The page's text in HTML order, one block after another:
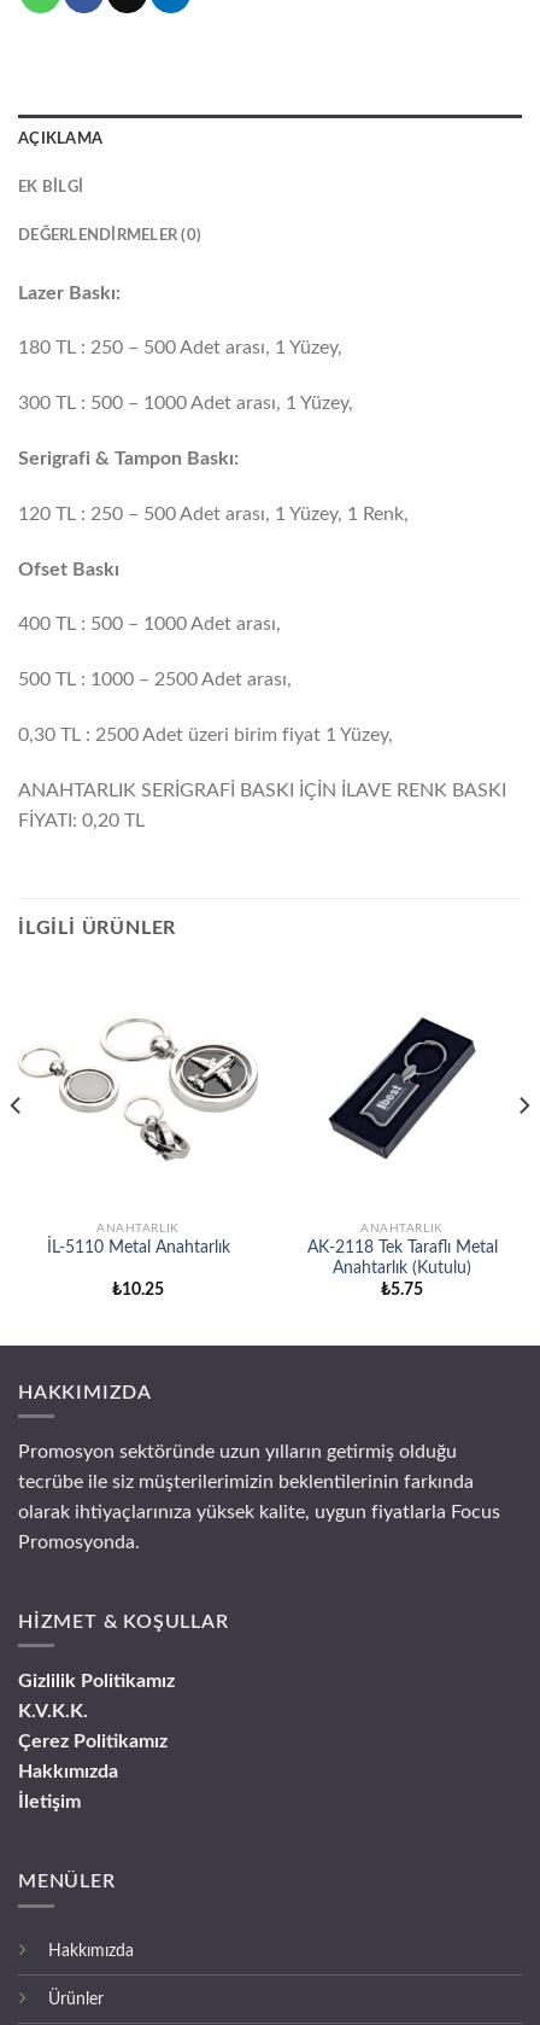
AÇIKLAMA
EK BILGI
DEĞERLENDIRMELER (0)
Lazer Baskı:
180 TL : 250 – 500 Adet arası, 1 Yüzey,
300 TL : 500 – 1000 Adet arası, 1 Yüzey,
Serigrafi & Tampon Baskı:
120 TL : 250 – 500 Adet arası, 1 Yüzey, 1 Renk,
Ofset Baskı
400 TL : 500 – 1000 Adet arası,
500 TL : 1000 – 2500 Adet arası,
0,30 TL : 2500 Adet üzeri birim fiyat 1 Yüzey,
ANAHTARLIK SERİGRAFİ BASKI İÇİN İLAVE RENK BASKI
FİYATI: 0,20 TL
İLGILI ÜRÜNLER
ANAHTARLIK
İL-5110 Metal Anahtarlık
₺10.25
ANAHTARLIK
AK-2118 Tek Taraflı Metal
Anahtarlık (Kutulu)
₺5.75
HAKKIMIZDA
Promosyon sektöründe uzun yılların getirmiş olduğu
tecrübe ile siz müşterilerimizin beklentilerinin farkında
olarak ihtiyaçlarınıza yüksek kalite, uygun fiyatlarla Focus
Promosyonda.
HİZMET & KOŞULLAR
Gizlilik Politikamız
K.V.K.K.
Çerez Politikamız
Hakkımızda
İletişim
MENÜLER
Hakkımızda
Ürünler